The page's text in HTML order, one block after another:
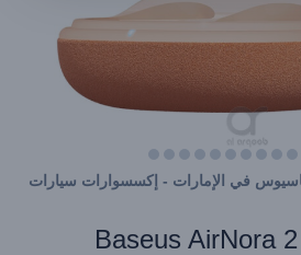
في الإمارات - إكسسوارات سيارات
Baseus AirNora